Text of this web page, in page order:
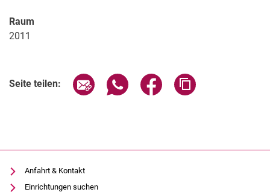
Raum
2011
Seite teilen: Seite über E-Mail teilen
Seite über WhatsApp teilen
Seite über Facebook
Anfahrt & Kontakt
Einrichtungen suchen